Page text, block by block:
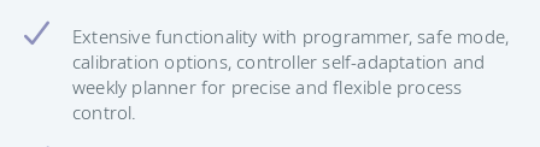
Extensive functionality with programmer, safe mode,
calibration options, controller self-adaptation and
weekly planner for precise and flexible process
control.